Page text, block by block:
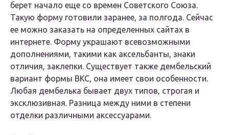
берет начало еще со времен Советского Союза.
Такую форму готовили заранее, за полгода. Сейчас
ее можно заказать на определенных сайтах в
интернете. Форму украшают всевозможными
дополнениями, такими как аксельбанты, знаки
отличия, заклепки. Существует также дембельский
вариант формы ВКС, она имеет свои особенности.
Любая дембелька бывает двух типов, строгая и
эксклюзивная. Разница между ними в степени
отделки различными аксессуарами.